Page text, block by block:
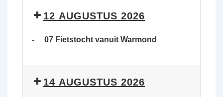
De
van
12 AUGUSTUS 2026
- 07 Fietstocht vanuit Warmond
vanuit
14 AUGUSTUS 2026